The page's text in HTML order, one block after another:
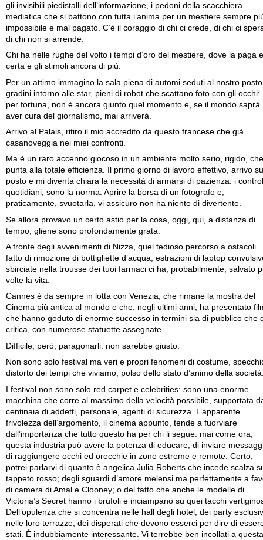
gli invisibili piedistalli dell’informazione, i pedoni della scacchiera
mediatica che si battono con tutta l’anima per un mestiere sempre
impossibile e mal pagato. C’è il coraggio di chi ci crede, di chi ci
di chi non si arrende.
Chi ha nelle rughe del volto i tempi d’oro del mestiere, dove la paga
certa e gli stimoli ancora di più.
Per un attimo immagino la sala piena di automi seduti al nostro
gradini intorno alle star, pieni di robot che scattano foto con gli occhi:
per fortuna, non è ancora giunto quel momento e, se il mondo saprà
aver cura del giornalismo, mai arriverà.
Arrivo al Palais, ritiro il mio accredito da questo francese che già
casanoveggia nei miei confronti.
Ma è un raro accenno giocoso in un ambiente molto serio, rigido, che
punta alla totale efficienza. Il primo giorno di lavoro effettivo, arrivo
posto e mi diventa chiara la necessità di armarsi di pazienza: i
quotidiani, sono la norma. Aprire la borsa di un fotografo e,
praticamente, svuotarla, vi assicuro non ha niente di divertente.
Se allora provavo un certo astio per la cosa, oggi, qui, a distanza di
tempo, gliene sono profondamente grata.
A fronte degli avvenimenti di Nizza, quel tedioso percorso a ostacoli
fatto di rimozione di bottigliette d’acqua, estrazioni di laptop
sbirciate nella trousse dei tuoi farmaci ci ha, probabilmente, salvato
volte la vita.
Cannes è da sempre in lotta con Venezia, che rimane la mostra del
Cinema più antica al mondo e che, negli ultimi anni, ha presentato
che hanno goduto di enorme successo in termini sia di pubblico che
critica, con numerose statuette assegnate.
Difficile, però, paragonarli: non sarebbe giusto.
Non sono solo festival ma veri e propri fenomeni di costume,
distorto dei tempi che viviamo, polso dello stato d’animo della
I festival non sono solo red carpet e celebrities: sono una enorme
macchina che corre al massimo della velocità possibile, supportata
centinaia di addetti, personale, agenti di sicurezza. L’apparente
frivolezza dell’argomento, il cinema appunto, tende a fuorviare
dall’importanza che tutto questo ha per chi li segue: mai come ora,
questa industria può avere la potenza di educare, di inviare
di raggiungere occhi ed orecchie in zone estreme e remote. Certo,
potrei parlarvi di quanto è angelica Julia Roberts che incede scalza
tappeto rosso; degli sguardi d’amore melensi ma perfettamente a
di camera di Amal e Clooney; o del fatto che anche le modelle di
Victoria’s Secret hanno i brufoli e inciampano su quei tacchi
Dell’opulenza che si concentra nelle hall degli hotel, dei party
nelle loro terrazze, dei disperati che devono esserci per dire di
stati. È indubbiamente interessante. Vi terrebbe ben incollati a questa